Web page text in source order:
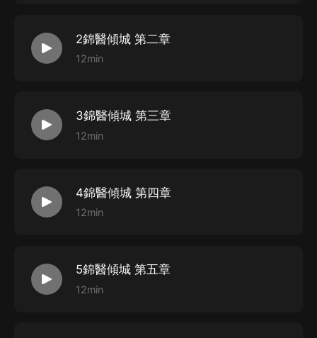
2錦醫傾城 第二章
12min
3錦醫傾城 第三章
12min
4錦醫傾城 第四章
12min
5錦醫傾城 第五章
12min